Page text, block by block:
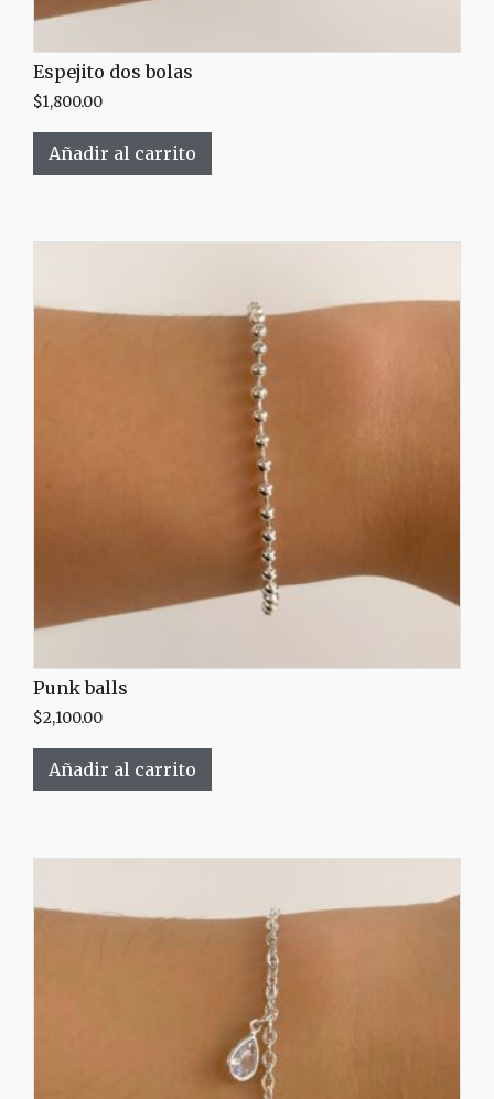
Espejito dos bolas
$1,800.00
Añadir al carrito
Punk balls
$2,100.00
Añadir al carrito